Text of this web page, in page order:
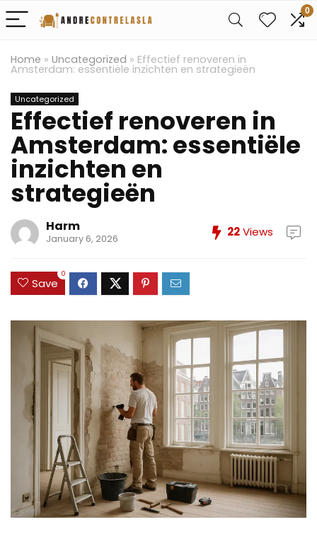
0
Home » Uncategorized » Effectief renoveren in
Amsterdam: essentiële inzichten en strategieën
Uncategorized
Effectief renoveren in
Amsterdam: essentiële
inzichten en
strategieën
Harm
January 6, 2026 22Views
Save
0